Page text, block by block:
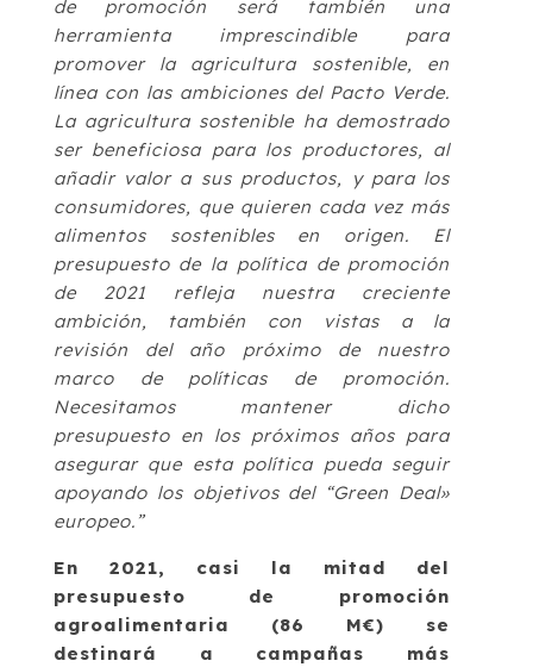
de promoción será también una
herramienta imprescindible para
promover la agricultura sostenible, en
línea con las ambiciones del Pacto Verde.
La agricultura sostenible ha demostrado
ser beneficiosa para los productores, al
añadir valor a sus productos, y para los
consumidores, que quieren cada vez más
alimentos sostenibles en origen. El
presupuesto de la política de promoción
de 2021 refleja nuestra creciente
ambición, también con vistas a la
revisión del año próximo de nuestro
marco de políticas de promoción.
Necesitamos mantener dicho
presupuesto en los próximos años para
asegurar que esta política pueda seguir
apoyando los objetivos del “Green Deal»
europeo.”
En 2021, casi la mitad del
presupuesto de promoción
agroalimentaria (86 M€) se
destinará a campañas más